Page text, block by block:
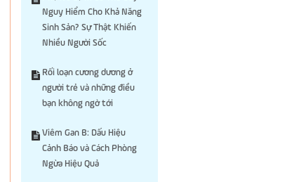
Nguy Hiểm Cho Khả Năng
Sinh Sản? Sự Thật Khiến
Nhiều Người Sốc
Rối loạn cương dương ở
người trẻ và những điều
bạn không ngờ tới
Viêm Gan B: Dấu Hiệu
Cảnh Báo và Cách Phòng
Ngừa Hiệu Quả